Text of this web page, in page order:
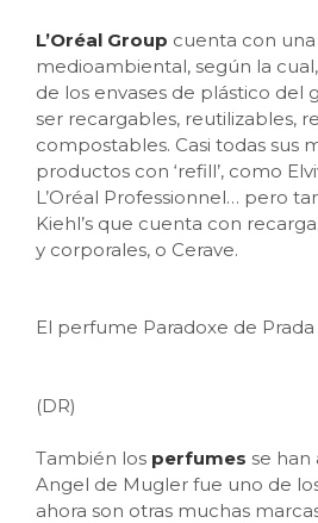
L’Oréal Group cuenta con
medioambiental, según la
de los envases de plástico del
ser recargables, reutilizables,
compostables. Casi todas sus
productos con ‘refill’, como
L’Oréal Professionnel… pero
Kiehl’s que cuenta con
y corporales, o Cerave.
El perfume Paradoxe de
(DR)
También los perfumes se han
Angel de Mugler fue uno de
ahora son otras muchas